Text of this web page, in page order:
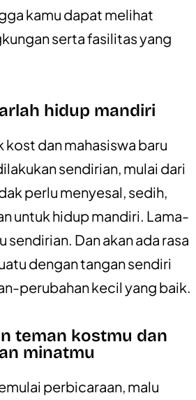
kamu dapat melihat
serta fasilitas yang
hidup mandiri
kost dan mahasiswa baru
sendirian, mulai dari
perlu menyesal, sedih,
untuk hidup mandiri. Lama-
Dan akan ada rasa
dengan tangan sendiri
perubahan kecil yang baik.
teman kostmu dan
minatmu
perbicaraan, malu